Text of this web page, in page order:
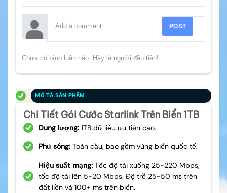
POST
Chưa có bình luận nào. Hãy là người đầu tiên!
MÔ TẢ SẢN PHẨM
Chi Tiết Gói Cước Starlink Trên Biển 1TB
Dung lượng: 1TB dữ liệu ưu tiên cao.
Phủ sóng: Toàn cầu, bao gồm vùng biển quốc tế.
Hiệu suất mạng: Tốc độ tải xuống 25-220 Mbps,
tốc độ tải lên 5-20 Mbps. Độ trễ 25-50 ms trên
đất liền và 100+ ms trên biển.